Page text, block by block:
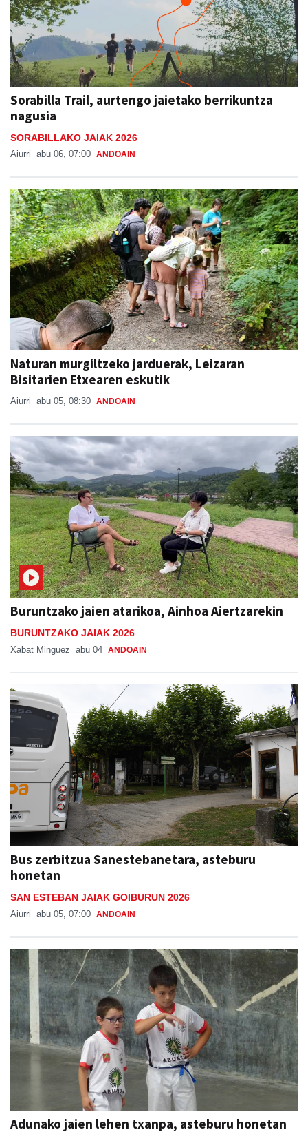
Sorabilla Trail, aurtengo jaietako berrikuntza
nagusia
SORABILLAKO JAIAK 2026
Aiurri abu 06, 07:00 ANDOAIN
Naturan murgiltzeko jarduerak, Leizaran
Bisitarien Etxearen eskutik
Aiurri abu 05, 08:30 ANDOAIN
Buruntzako jaien atarikoa, Ainhoa Aiertzarekin
BURUNTZAKO JAIAK 2026
Xabat Minguez abu 04 ANDOAIN
Bus zerbitzua Sanestebanetara, asteburu
honetan
SAN ESTEBAN JAIAK GOIBURUN 2026
Aiurri abu 05, 07:00 ANDOAIN
Adunako jaien lehen txanpa, asteburu honetan